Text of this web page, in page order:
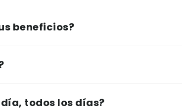
beneficios?
todos los días?